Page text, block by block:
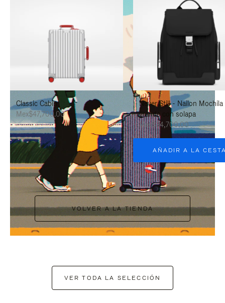
PAUSADO,
PARA
PAUSARLO.
ESTÁ
DESACTIVADO:
PULSE
PARA
ACTIVARLO.
Classic Cabin
Mex$47,700.00
Never Still - Nailon Mochila
grande con solapa
Mex$34,700.00
AÑADIR A LA
VOLVER A LA TIENDA
VER TODA LA SELECCIÓN